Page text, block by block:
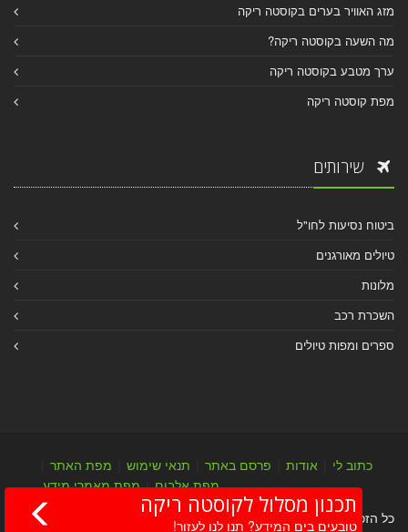
מזג האוויר בערים בקוסטה ריקה
מה השעה בקוסטה ריקה?
ערך מטבע בקוסטה ריקה
מפת קוסטה ריקה
שירותים
ביטוח נסיעות לחו"ל
טיולים מאורגנים
מלונות
השכרת רכב
ספרים ומפות טיולים
כתוב לי אודות פרסם באתר תנאי שימוש מפת האתר
מפת אלבום|מפת מאמרי מידע
כל הזכויות שמורות לערן יהב © 2004-2026
תכנון מסלול לקוסטה ריקה
טובעים בים המידע? תנו לנו לעזור!